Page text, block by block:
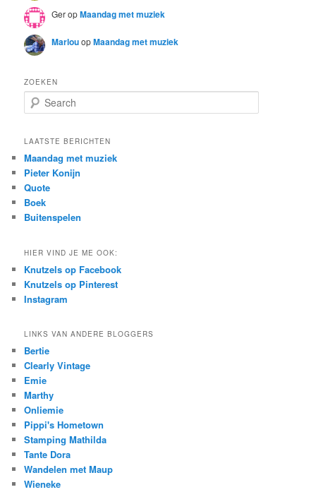
GeropMaandag met muziek
MarlouopMaandag met muziek
ZOEKEN
e
r
h
LAATSTE BERICHTEN
Maandag met muziek
Pieter Konijn
Quote
Boek
Buitenspelen
HIER VIND JE ME OOK:
Knutzels op Facebook
Knutzels op Pinterest
Instagram
LINKS VAN ANDERE BLOGGERS
Bertie
Clearly Vintage
Emie
Marthy
Onliemie
Pippi's Hometown
Stamping Mathilda
Tante Dora
Wandelen met Maup
Wieneke